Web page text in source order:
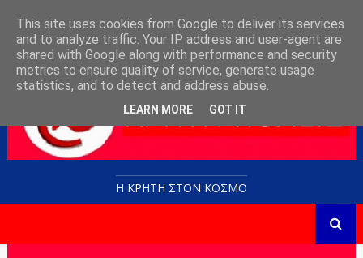
Η ΚΡΗΤΗ ΣΤΟN KOΣΜΟ
This site uses cookies from Google to deliver its services
and to analyze traffic. Your IP address and user-agent are
shared with Google along with performance and security
metrics to ensure quality of service, generate usage
statistics, and to detect and address abuse.
LEARN MORE GOT IT